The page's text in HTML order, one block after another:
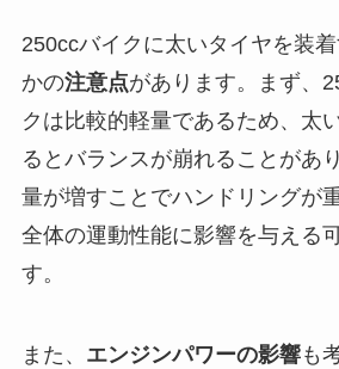
250ccバイクに太いタイヤを装
かの注意点があります。まず、
クは比較的軽量であるため、太
るとバランスが崩れることがあ
量が増すことでハンドリングが
全体の運動性能に影響を与える
す。
また、 エンジンパワーの影響も